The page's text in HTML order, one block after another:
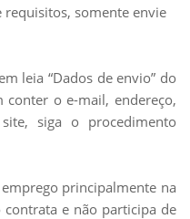
requisitos, somente envie
leia “Dados de envio” do
conter o e-mail, endereço,
siga o procedimento
principalmente na
e não participa de